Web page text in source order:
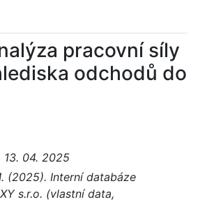
pracovní síly
odchodů do
04. 2025
(2025). Interní databáze
s.r.o. (vlastní data,